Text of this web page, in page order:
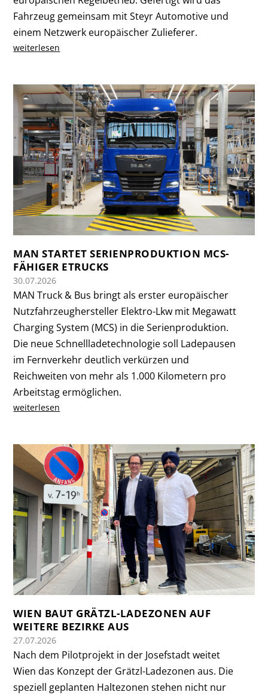
Fahrzeug gemeinsam mit Steyr Automotive und
einem Netzwerk europäischer Zulieferer.
weiterlesen
MAN STARTET SERIENPRODUKTION MCS-
FÄHIGER ETRUCKS
30.07.2026
MAN Truck & Bus bringt als erster europäischer
Nutzfahrzeughersteller Elektro-Lkw mit Megawatt
Charging System (MCS) in die Serienproduktion.
Die neue Schnellladetechnologie soll Ladepausen
im Fernverkehr deutlich verkürzen und
Reichweiten von mehr als 1.000 Kilometern pro
Arbeitstag ermöglichen.
weiterlesen
WIEN BAUT GRÄTZL-LADEZONEN AUF
WEITERE BEZIRKE AUS
27.07.2026
Nach dem Pilotprojekt in der Josefstadt weitet
Wien das Konzept der Grätzl-Ladezonen aus. Die
speziell geplanten Haltezonen stehen nicht nur